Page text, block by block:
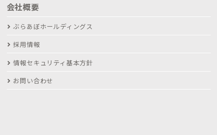
会社概要
ぶらあぼホールディングス
採用情報
情報セキュリティ基本方針
お問い合わせ